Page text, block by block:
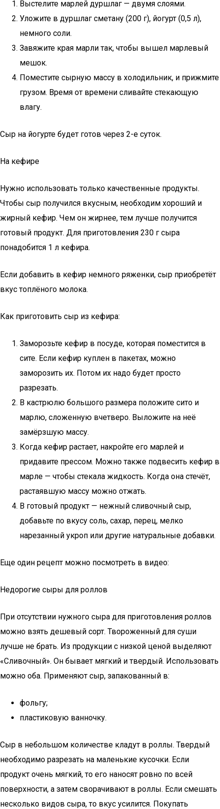
Выстелите марлей дуршлаг — двумя слоями.
Уложите в дуршлаг сметану (200 г), йогурт (0,5 л),
немного соли.
Завяжите края марли так, чтобы вышел марлевый
мешок.
Поместите сырную массу в холодильник, и прижмите
грузом. Время от времени сливайте стекающую
влагу.
Сыр на йогурте будет готов через 2-е суток.
На кефире
Нужно использовать только качественные продукты.
Чтобы сыр получился вкусным, необходим хороший и
жирный кефир. Чем он жирнее, тем лучше получится
готовый продукт. Для приготовления 230 г сыра
понадобится 1 л кефира.
Если добавить в кефир немного ряженки, сыр приобретёт
вкус топлёного молока.
Как приготовить сыр из кефира:
Заморозьте кефир в посуде, которая поместится в
сите. Если кефир куплен в пакетах, можно
заморозить их. Потом их надо будет просто
разрезать.
В кастрюлю большого размера положите сито и
марлю, сложенную вчетверо. Выложите на неё
замёрзшую массу.
Когда кефир растает, накройте его марлей и
придавите прессом. Можно также подвесить кефир в
марле — чтобы стекала жидкость. Когда она стечёт,
растаявшую массу можно отжать.
В готовый продукт — нежный сливочный сыр,
добавьте по вкусу соль, сахар, перец, мелко
нарезанный укроп или другие натуральные добавки.
Еще один рецепт можно посмотреть в видео:
Недорогие сыры для роллов
При отсутствии нужного сыра для приготовления роллов
можно взять дешевый сорт. Твороженный для суши
лучше не брать. Из продукции с низкой ценой выделяют
«Сливочный». Он бывает мягкий и твердый. Использовать
можно оба. Применяют сыр, запакованный в:
фольгу;
пластиковую ванночку.
Сыр в небольшом количестве кладут в роллы. Твердый
необходимо разрезать на маленькие кусочки. Если
продукт очень мягкий, то его наносят ровно по всей
поверхности, а затем сворачивают в роллы. Если смешать
несколько видов сыра, то вкус усилится. Покупать